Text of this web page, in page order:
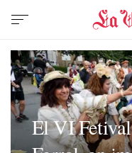
El VI